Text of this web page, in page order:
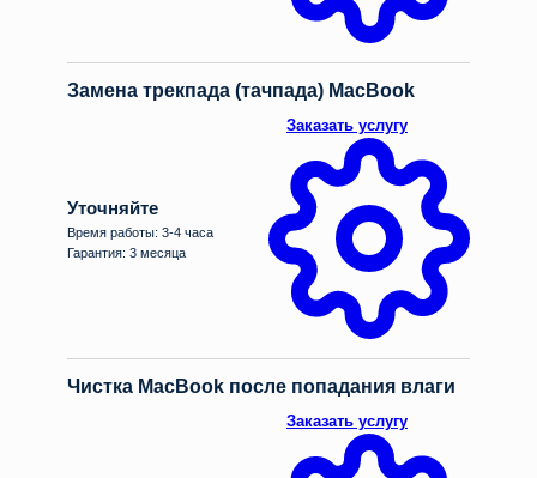
Замена трекпада (тачпада) MacBook
Уточняйте
Время работы: 3-4 часа
Гарантия: 3 месяца
Заказать услугу
Чистка MacBook после попадания влаги
Заказать услугу